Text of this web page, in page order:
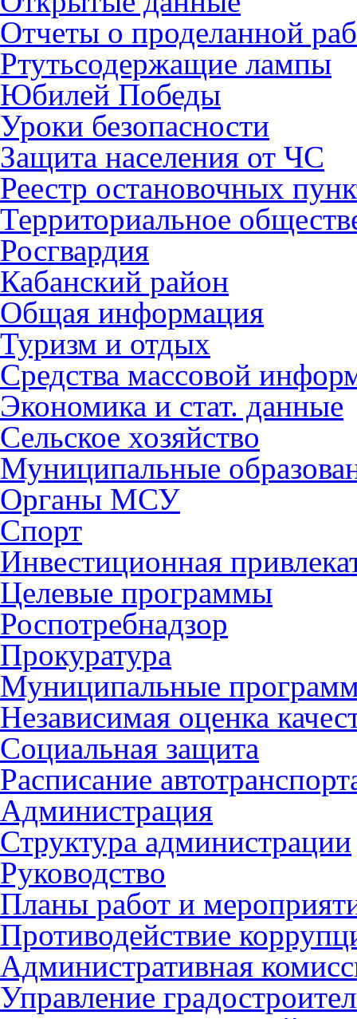
Отчеты о проделанной
Ртутьсодержащие лампы
Юбилей Победы
Уроки безопасности
Защита населения от ЧС
Реестр остановочных
Территориальное
Росгвардия
Кабанский район
Общая информация
Туризм и отдых
Средства массовой
Экономика и стат. данные
Сельское хозяйство
Муниципальные
Органы МСУ
Спорт
Инвестиционная
Целевые программы
Роспотребнадзор
Прокуратура
Муниципальные
Независимая оценка
Социальная защита
Расписание
Администрация
Структура администрации
Руководство
Планы работ и
Противодействие
Административная
Управление